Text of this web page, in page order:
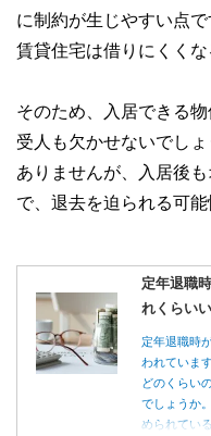
に制約が生じやすい点
賃貸住宅は借りにくくな
そのため、入居できる
受人も欠かせないでし
ありませんが、入居後
で、退去を迫られる可能
定年退職
れくらい
定年退職時
われていま
どのくらい
でしょうか
められてい